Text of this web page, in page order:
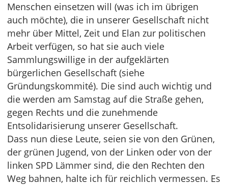
Menschen einsetzen will (was ich im übrigen
auch möchte), die in unserer Gesellschaft nicht
mehr über Mittel, Zeit und Elan zur politischen
Arbeit verfügen, so hat sie auch viele
Sammlungswillige in der aufgeklärten
bürgerlichen Gesellschaft (siehe
Gründungskommité). Die sind auch wichtig und
die werden am Samstag auf die Straße gehen,
gegen Rechts und die zunehmende
Entsolidarisierung unserer Gesellschaft.
Dass nun diese Leute, seien sie von den Grünen,
der grünen Jugend, von der Linken oder von der
linken SPD Lämmer sind, die den Rechten den
Weg bahnen, halte ich für reichlich vermessen. Es